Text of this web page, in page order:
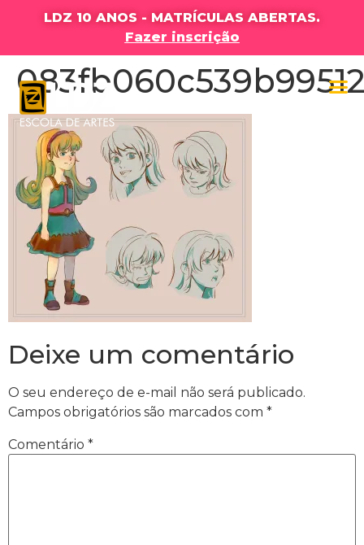
LDZ 10 ANOS - MATRÍCULAS ABERTAS.
Fazer inscrição
Deixe um comentário
O seu endereço de e-mail não será publicado.
Campos obrigatórios são marcados com *
Comentário *